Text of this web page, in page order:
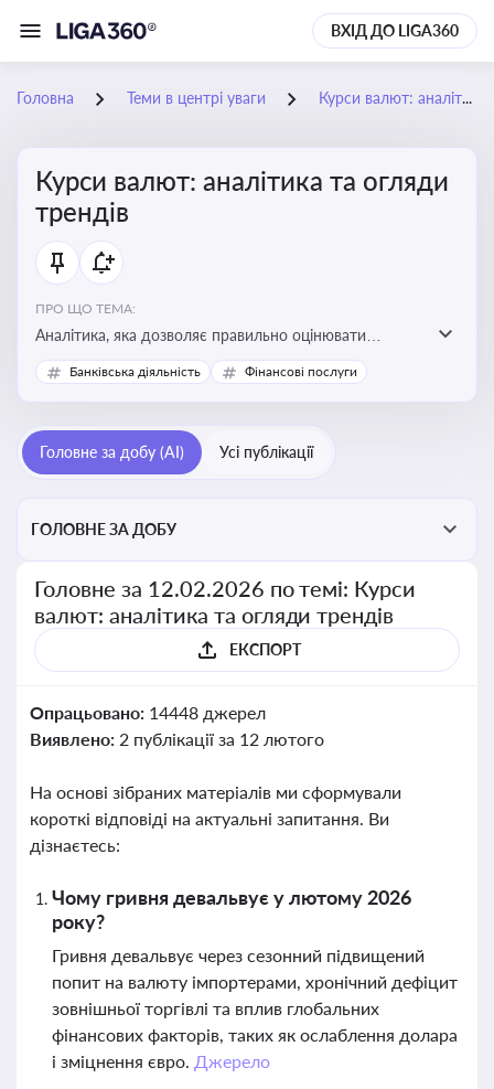
ВХІД ДО LIGA360
Головна Теми в центрі уваги Курси валют: аналітика та огляди трендів
Курси валют: аналітика та огляди
трендів
ПРО ЩО ТЕМА:
Аналітика, яка дозволяє правильно оцінювати
фінансові ризики та планувати витрати. Зміни в
курсах валют можуть вплинути на собівартість
Банківська діяльність Фінансові послуги
Головне за добу (AI) Усі публікації
ГОЛОВНЕ ЗА ДОБУ
Головне за 12.02.2026 по темі: Курси
валют: аналітика та огляди трендів
ЕКСПОРТ
Опрацьовано: 14448 джерел
Виявлено: 2 публікації за 12 лютого
На основі зібраних матеріалів ми сформували
короткі відповіді на актуальні запитання. Ви
дізнаєтесь:
Чому гривня девальвує у лютому 2026
року?
Гривня девальвує через сезонний підвищений
попит на валюту імпортерами, хронічний дефіцит
зовнішньої торгівлі та вплив глобальних
фінансових факторів, таких як ослаблення долара
і зміцнення євро. Джерело